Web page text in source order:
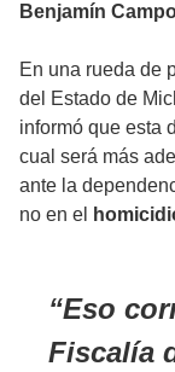
Benjamín
En una rueda de
del Estado de
informó que esta
cual será más
ante la
no en el
Eso
Fiscalía